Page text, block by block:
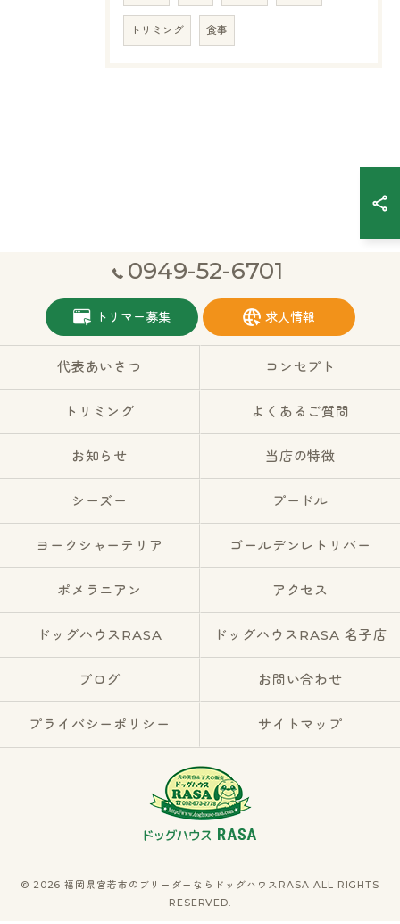
トリミング 食事
0949-52-6701
トリマー募集 求人情報
代表あいさつ コンセプト
トリミング よくあるご質問
お知らせ 当店の特徴
シーズー プードル
ヨークシャーテリア ゴールデンレトリバー
ポメラニアン アクセス
ドッグハウスRASA ドッグハウスRASA 名子店
ブログ お問い合わせ
プライバシーポリシー サイトマップ
© 2026 福岡県宮若市のブリーダーならドッグハウスRASA ALL RIGHTS
RESERVED.